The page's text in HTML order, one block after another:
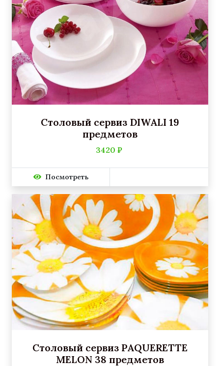
Столовый сервиз DIWALI 19
предметов
3420 ₽
Посмотреть
Столовый сервиз PAQUERETTE
MELON 38 предметов